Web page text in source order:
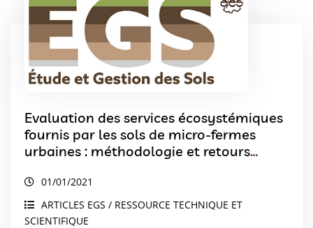
Evaluation des services écosystémiques
fournis par les sols de micro-fermes
urbaines : méthodologie et retours
01/01/2021
ARTICLES EGS / RESSOURCE TECHNIQUE ET
SCIENTIFIQUE